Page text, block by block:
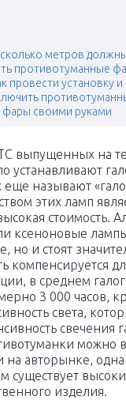
метров
противотуманные
провести установку и
фары своими руками
выпущенных на
устанавливают
называют
этих ламп
стоимость.
ксеноновые
но и стоят
компенсируется
в среднем
3 000 часов,
света,
свечения
можно
на авторынке,
существует
изделия.